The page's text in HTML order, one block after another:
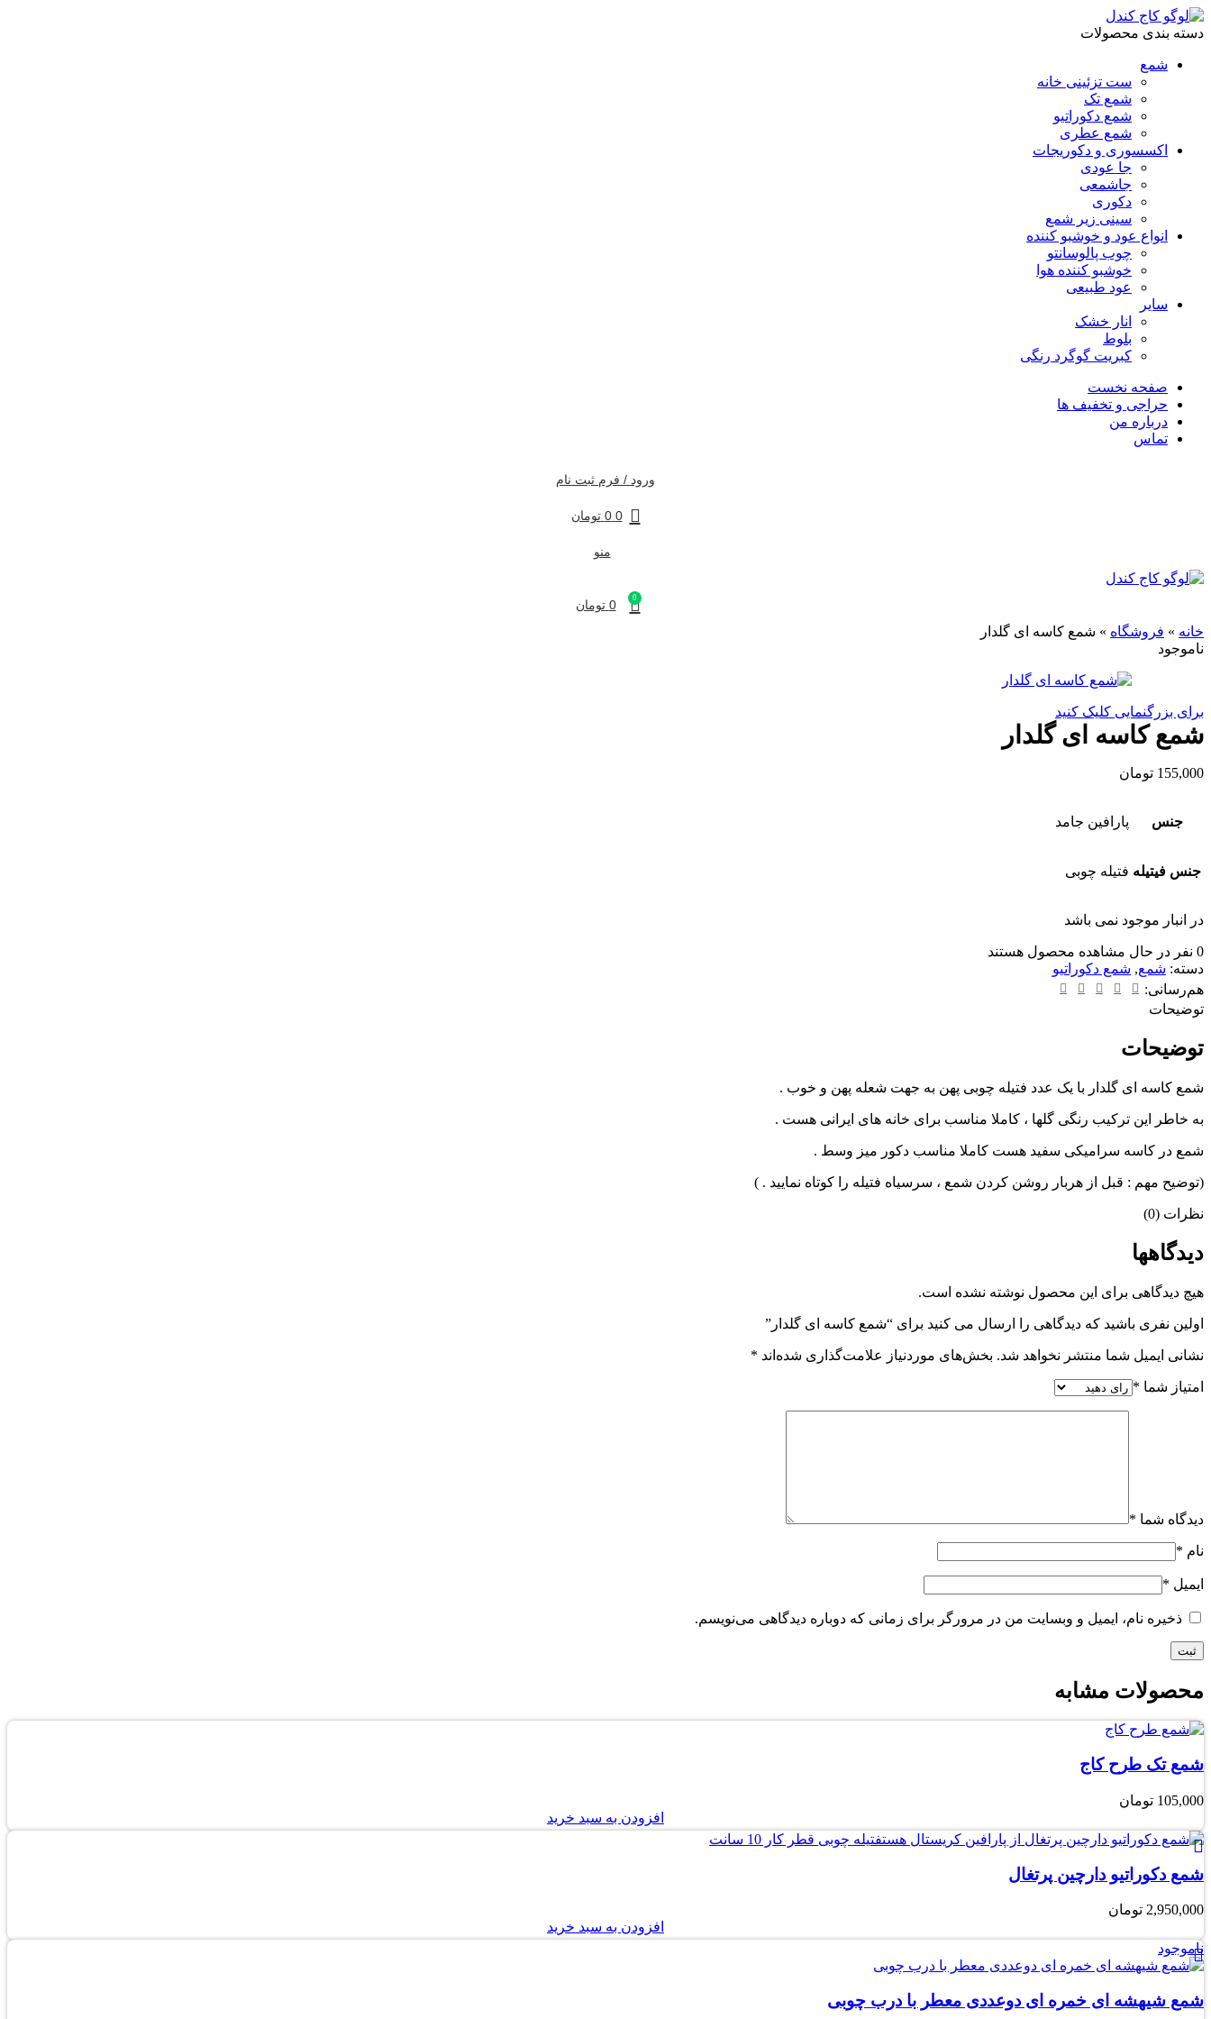
دسته بندی محصولات
شمع
ست تزئینی خانه
شمع تک
شمع دکوراتیو
شمع عطری
اکسسوری و دکوریجات
جا عودی
جاشمعی
دکوری
سینی زیر شمع
انواع عود و خوشبو کننده
چوب پالوسانتو
خوشبو کننده هوا
عود طبیعی
سایر
انار خشک
بلوط
کبریت گوگرد رنگی
صفحه نخست
حراجی و تخفیف ها
درباره من
تماس
ورود / فرم ثبت نام
0
0 تومان
منو
0
0 تومان
خانه » فروشگاه » شمع کاسه ای گلدار
ناموجود
برای بزرگنمایی کلیک کنید
شمع کاسه ای گلدار
155,000 تومان
جنس پارافین جامد
جنس فیتیله فتیله چوبی
در انبار موجود نمی باشد
0 نفر در حال مشاهده محصول هستند
دسته: شمع, شمع دکوراتیو
هم‌رسانی:
توضیحات
توضیحات
شمع کاسه ای گلدار با یک عدد فتیله چوبی پهن به جهت شعله پهن و خوب .
به خاطر این ترکیب رنگی گلها ، کاملا مناسب برای خانه های ایرانی هست .
شمع در کاسه سرامیکی سفید هست کاملا مناسب دکور میز وسط .
(توضیح مهم : قبل از هربار روشن کردن شمع ، سرسیاه فتیله را کوتاه نمایید . )
نظرات (0)
دیدگاهها
هیچ دیدگاهی برای این محصول نوشته نشده است.
اولین نفری باشید که دیدگاهی را ارسال می کنید برای “شمع کاسه ای گلدار”
نشانی ایمیل شما منتشر نخواهد شد. بخش‌های موردنیاز علامت‌گذاری شده‌اند *
امتیاز شما *
دیدگاه شما *
نام *
ایمیل *
ذخیره نام، ایمیل و وبسایت من در مرورگر برای زمانی که دوباره دیدگاهی می‌نویسم.
محصولات مشابه
شمع تک طرح کاج
105,000 تومان
افزودن به سبد خرید
شمع دکوراتیو دارچین پرتغال
2,950,000 تومان
افزودن به سبد خرید
ناموجود
شمع شیهشه ای خمره ای دوعددی معطر با درب چوبی